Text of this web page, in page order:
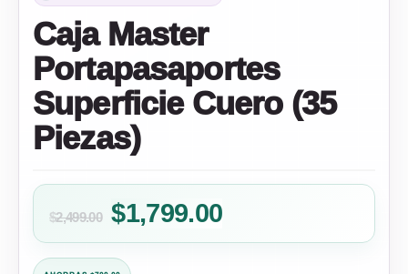
Caja Master
Portapasaportes
Superficie Cuero (35
Piezas)
$2,499.00
Original
price
$1,799.00
Current
price